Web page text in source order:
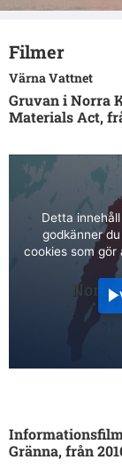
Filmer
Värna Vattnet
Gruvan i Norra
Materials Act,
Detta
godkänner
cookies som gör
Gränna, från